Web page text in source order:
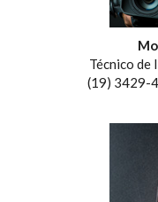
Técnico
(19) 3429-